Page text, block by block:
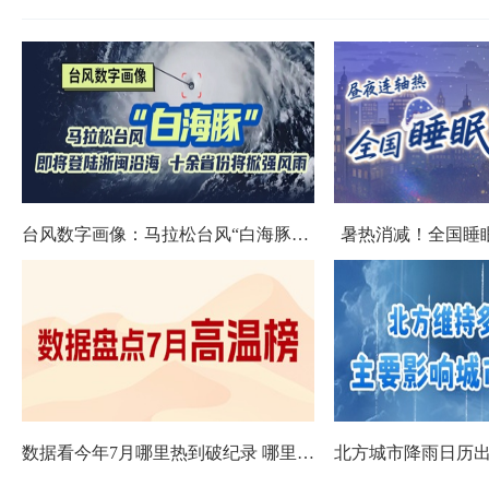
台风数字画像：马拉松台风“白海豚”将影响十余省份 暑热消减！全国睡
数据看今年7月哪里热到破纪录 哪里暑热连轴转